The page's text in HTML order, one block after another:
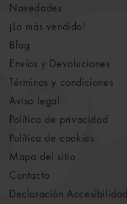
Novedades
¡Lo más vendido!
Blog
Envíos y Devoluciones
Términos y condiciones
Aviso legal
Política de privacidad
Política de cookies
Mapa del sitio
Contacto
Declaración Accesibilidad